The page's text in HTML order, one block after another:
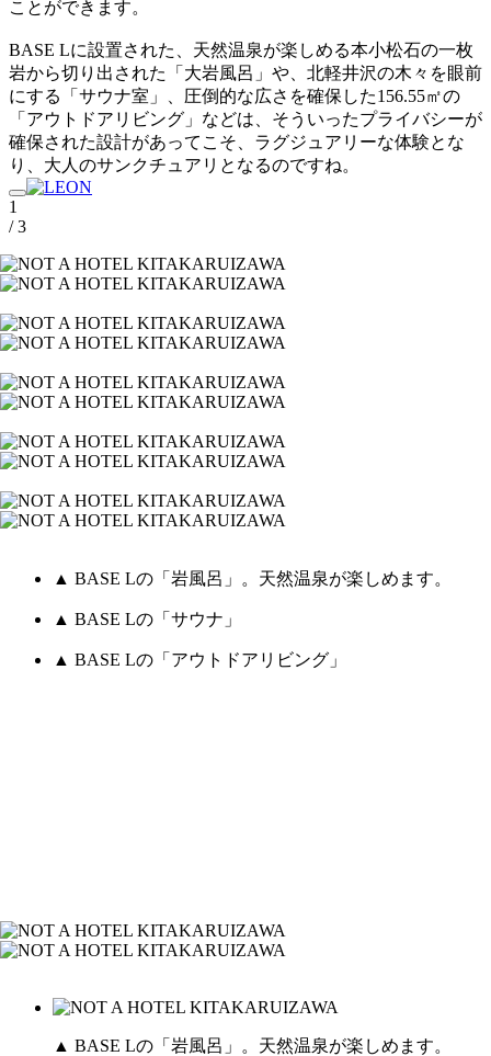
ことができます。
BASE Lに設置された、天然温泉が楽しめる本小松石の一枚
岩から切り出された「大岩風呂」や、北軽井沢の木々を眼前
にする「サウナ室」、圧倒的な広さを確保した156.55㎡の
「アウトドアリビング」などは、そういったプライバシーが
確保された設計があってこそ、ラグジュアリーな体験とな
り、大人のサンクチュアリとなるのですね。
1
/ 3
▲ BASE Lの「岩風呂」。天然温泉が楽しめます。
▲ BASE Lの「サウナ」
▲ BASE Lの「アウトドアリビング」
▲ BASE Lの「岩風呂」。天然温泉が楽しめます。